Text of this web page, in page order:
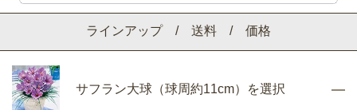
ラインアップ / 送料 / 価格
サフラン大球（球周約11cm）を選択